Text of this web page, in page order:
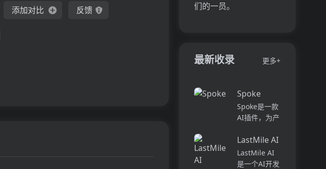
添加对比 反馈
们的一员。
最新收录 更多+
Spoke
Spoke是一款
AI插件，为产
大的、注重隐
私的AI功能，
能够在几秒钟
LastMile AI
LastMile AI
是一个AI开发